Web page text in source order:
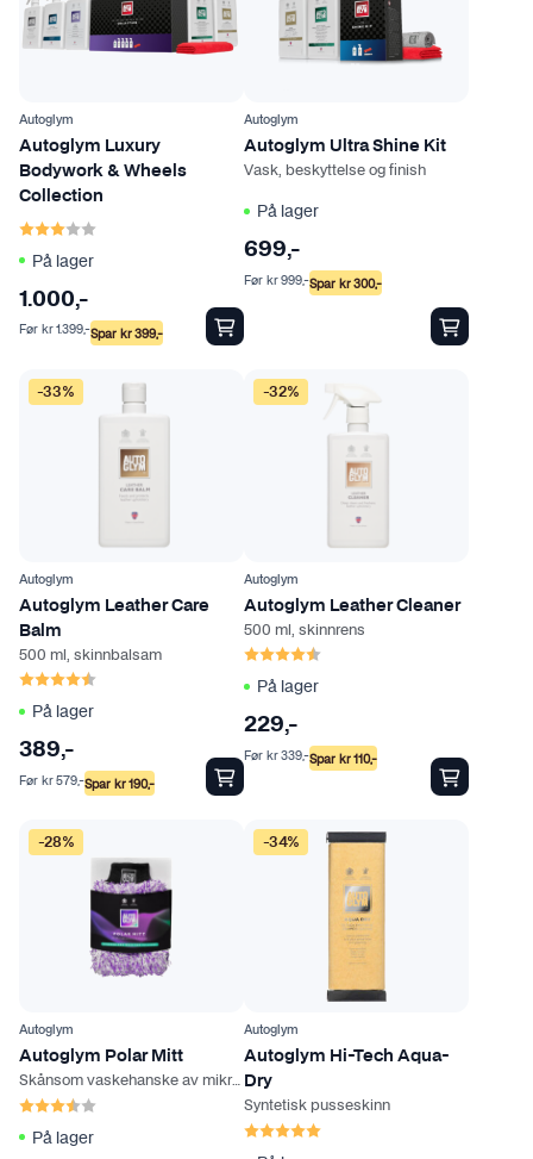
Autoglym
Autoglym Luxury
Bodywork & Wheels
Collection
Karakter:
På lager
1.000,-
Spar kr399,-
Før kr1.399,-
Autoglym
Autoglym Ultra Shine Kit
Vask, beskyttelse og finish
På lager
699,-
Spar kr300,-
Før kr999,-
-33%
Autoglym
Autoglym Leather Care
Balm
500 ml, skinnbalsam
Karakter:
På lager
389,-
Spar kr190,-
Før kr579,-
-32%
Autoglym
Autoglym Leather Cleaner
500 ml, skinnrens
Karakter:
På lager
229,-
Spar kr110,-
Før kr339,-
-28%
Autoglym
Autoglym Polar Mitt
Skånsom vaskehanske av mikrofiber
Karakter:
På lager
-34%
Autoglym
Autoglym Hi-Tech Aqua-
Dry
Syntetisk pusseskinn
Karakter: